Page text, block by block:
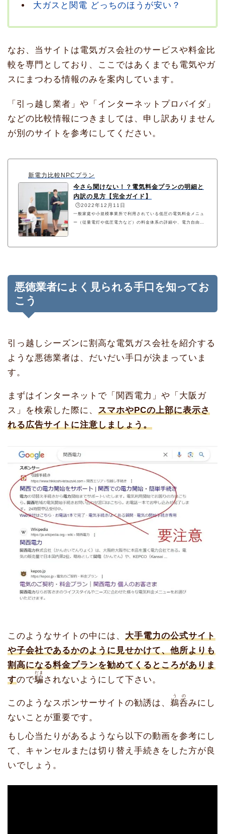
大ガスと関電 どっちのほうが安い？
なお、当サイトは電気ガス会社のサービスや料金比
較を専門としており、ここではあくまでも電気やガ
スにまつわる情報のみを案内しています。
「引っ越し業者」や「インターネットプロバイダ」
などの比較情報につきましては、申し訳ありません
が別のサイトを参考にしてください。
新電力比較NPCプラン
今さら聞けない！？電気料金プランの明細と
内訳の見方【完全ガイド】
🕒️2022年12月11日
一般家庭や小規模事業所で利用されている低圧の電気料金メニュ
ー（従量電灯や低圧電力など）の料金体系の詳細や、電力自由化
悪徳業者によく見られる手口を知ってお
こう
引っ越しシーズンに割高な電気ガス会社を紹介する
ような悪徳業者は、だいだい手口が決まっていま
す。
まずはインターネットで「関西電力」や「大阪ガ
ス」を検索した際に、
スマホやPCの上部に表示さ
れる広告サイトに注意しましょう。
このようなサイトの中には、 大手電力の公式サイト
や子会社であるかのように見せかけて、他所よりも
割高になる料金プランを勧めてくるところがありま
すので騙
だま
されないようにして下さい。
このようなスポンサーサイトの勧誘は、 鵜呑
うの
みにし
ないことが重要です。
もし心当たりがあるようなら以下の動画を参考にし
て、キャンセルまたは切り替え手続きをした方が良
いでしょう。